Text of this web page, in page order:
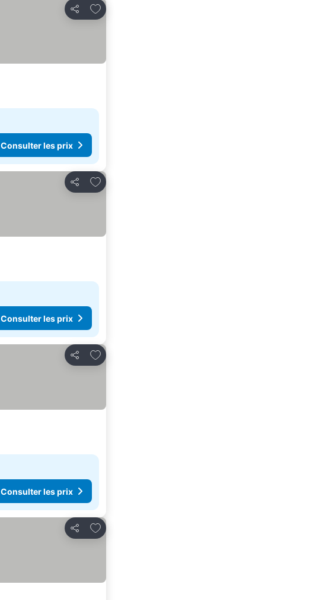
Partager
Ajouter à mes favoris
Consulter les prix
Partager
Ajouter à mes favoris
Consulter les prix
Partager
Ajouter à mes favoris
Consulter les prix
Partager
Ajouter à mes favoris